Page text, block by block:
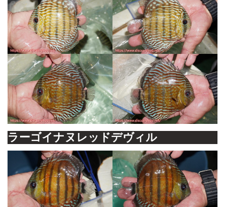
ラーゴイナヌレッドデヴィル